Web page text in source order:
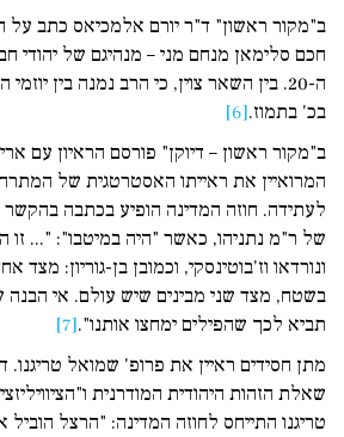
ב"מקור ראשון" ד"ר יורם אלמכיאס כתב על
חכם סלימאן מנחם מני – מנהיגם של יהודי
ה-20. בין השאר צוין, כי הרב נמנה בין
בכ' בתמוז.[6]
ב"מקור ראשון – דיוקן" פורסם הראיון עם
המרואיין את ראייתו האסטרטגית של
לעתידה. חוזה המדינה הופיע בכתבה בהקשר
של ר"מ נתניהו, כאשר "היה במיטבו": "... זו
ונורדאו וז'בוטינסקי, וכמובן בן-גוריון: מצד
בשטח, מצד שני מבינים שיש עולם. אי הבנה
תביא לכך שהפילים ימחצו אותנו".[7]
מתן חסידים ראיין את פרופ' שמואל טריגנו.
שאלת הזהות היהודית המודרנית
טריגנו התייחס לחוזה המדינה: "הרצל הוביל